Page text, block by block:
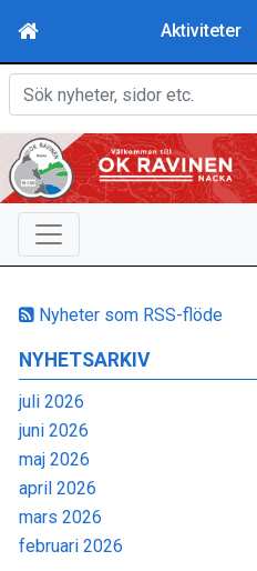
Aktiviteter
Nyheter som RSS-flöde
NYHETSARKIV
juli 2026
juni 2026
maj 2026
april 2026
mars 2026
februari 2026